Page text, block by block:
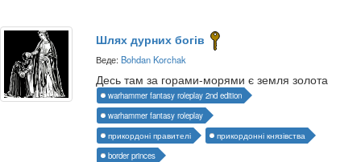
Шлях дурних богів
Веде:Bohdan Korchak
Десь там за горами-морями є земля золота
warhammer fantasy roleplay 2nd edition
warhammer fantasy roleplay
прикордоні правителі
прикордонні князівства
border princes